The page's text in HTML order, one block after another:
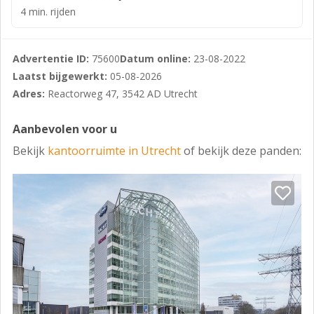
A27 perfect bereikbaar.
Uraniumweg. Vanaf deze halte rijden op regelmatige
basis bussen van en naar NS-station Utrecht Centraal
(reistijd ca. 10 minuten).
BESCHIKBARE OPPERVLAKTE:
De totale vloeroppervlakte van het gebouw bedraagt
circa 9.834 m² vvo Voor de verhuur is momenteel circa
1.855 m² v.v.o. kantoorruimte beschikbaar, verdeeld als
volgt:
Begane grond: 565 m²
Huurprijs: € 145,00 per m² per jaar
4 min. rijden
Advertentie ID: 75600Datum online: 23-08-2022
Laatst bijgewerkt: 05-08-2026
Adres: Reactorweg 47, 3542 AD Utrecht
Aanbevolen voor u
Bekijk kantoorruimte in Utrechtof bekijk deze panden: